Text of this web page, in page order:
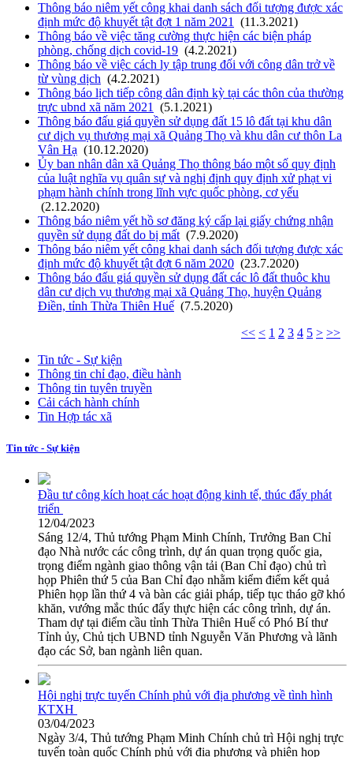
Thông báo niêm yết công khai danh sách đối tượng được xác
định mức độ khuyết tật đợt 1 năm 2021
(11.3.2021)
Thông báo về việc tăng cường thực hiện các biện pháp
phòng, chống dịch covid-19 (4.2.2021)
Thông báo về việc cách ly tập trung đối với công dân trở về
từ vùng dịch (4.2.2021)
Thông báo lịch tiếp công dân định kỳ tại các thôn của thường
trực ubnd xã năm 2021
(5.1.2021)
Thông báo đấu giá quyền sử dụng đất 15 lô đất tại khu dân
cư dịch vụ thương mại xã Quảng Thọ và khu dân cư thôn La
Vân Hạ (10.12.2020)
Ủy ban nhân dân xã Quảng Thọ thông báo một số quy định
của luật nghĩa vụ quân sự và nghị định quy định xử phạt vi
phạm hành chính trong lĩnh vực quốc phòng, cơ yếu
(2.12.2020)
Thông báo niêm yết hồ sơ đăng ký cấp lại giấy chứng nhận
quyền sử dụng đất do bị mất (7.9.2020)
Thông báo niêm yết công khai danh sách đối tượng được xác
định mức độ khuyết tật đợt 6 năm 2020 (23.7.2020)
Thông báo đấu giá quyền sử dụng đất các lô đất thuôc khu
dân cư dịch vụ thương mại xã Quảng Thọ, huyện Quảng
Điền, tỉnh Thừa Thiên Huế (7.5.2020)
<< < 1 2 3 4 5 > >>
Tin tức - Sự kiện
Thông tin chỉ đạo, điều hành
Thông tin tuyên truyền
Cải cách hành chính
Tin Hợp tác xã
Tin tức - Sự kiện
Đầu tư công kích hoạt các hoạt động kinh tế, thúc đẩy phát
triển
12/04/2023
Sáng 12/4, Thủ tướng Phạm Minh Chính, Trưởng Ban Chỉ
đạo Nhà nước các công trình, dự án quan trọng quốc gia,
trọng điểm ngành giao thông vận tải (Ban Chỉ đạo) chủ trì
họp Phiên thứ 5 của Ban Chỉ đạo nhằm kiểm điểm kết quả
Phiên họp lần thứ 4 và bàn các giải pháp, tiếp tục tháo gỡ khó
khăn, vướng mắc thúc đẩy thực hiện các công trình, dự án.
Tham dự tại điểm cầu tỉnh Thừa Thiên Huế có Phó Bí thư
Tỉnh ủy, Chủ tịch UBND tỉnh Nguyễn Văn Phương và lãnh
đạo các Sở, ban ngành liên quan.
Hội nghị trực tuyến Chính phủ với địa phương về tình hình
KTXH
03/04/2023
Ngày 3/4, Thủ tướng Phạm Minh Chính chủ trì Hội nghị trực
tuyến toàn quốc Chính phủ với địa phương và phiên họp